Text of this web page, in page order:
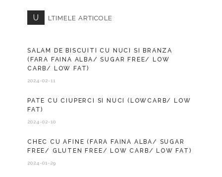
U LTIMELE ARTICOLE
SALAM DE BISCUITI CU NUCI SI BRANZA
(FARA FAINA ALBA/ SUGAR FREE/ LOW
CARB/ LOW FAT)
2024-02-11
PATE CU CIUPERCI SI NUCI (LOWCARB/ LOW
FAT)
2024-02-10
CHEC CU AFINE (FARA FAINA ALBA/ SUGAR
FREE/ GLUTEN FREE/ LOW CARB/ LOW FAT)
2024-01-29